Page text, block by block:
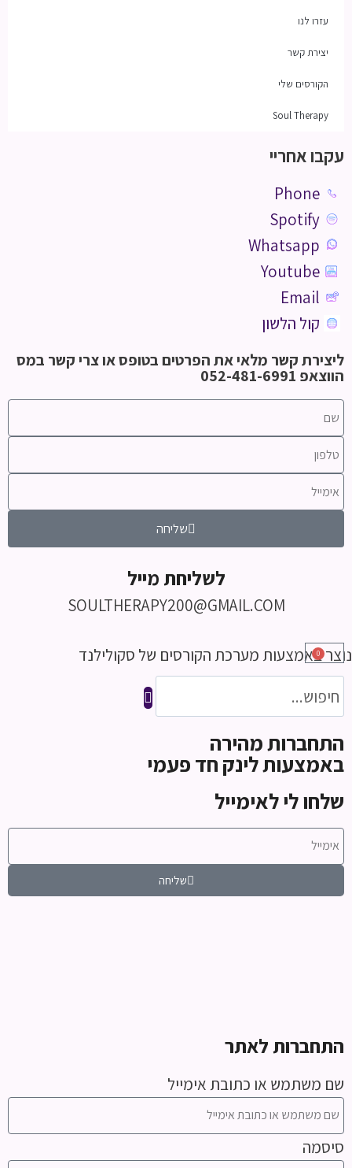
עזרו לנו
יצירת קשר
הקורסים שלי
Soul Therapy
עקבו אחריי
Phone
Spotify
Whatsapp
Youtube
Email
קול הלשון
ליצירת קשר מלאי את הפרטים בטופס או צרי קשר במס
הווצאפ 052-481-6991
שליחה
לשליחת מייל
SOULTHERAPY200@GMAIL.COM
0
נוצר באמצעות מערכת הקורסים של סקולילנד
התחברות מהירה
באמצעות לינק חד פעמי
שלחו לי לאימייל
שליחה
התחברות לאתר
שם משתמש או כתובת אימייל
סיסמה